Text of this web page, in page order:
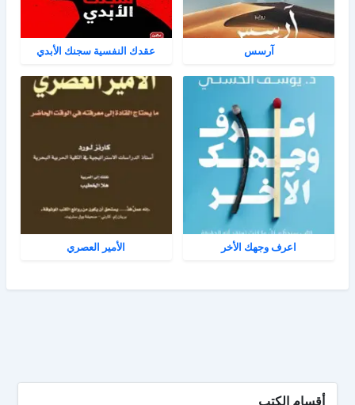
آرسس عقدك النفسية سجنك الأبدي
اعرف وجهك الأخر الأمير العصري
أقسام الكتب